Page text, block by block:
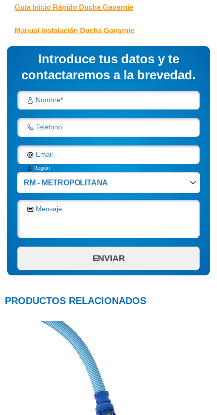
Guía Inicio Rápido Ducha Gavarnie
Manual Instalación Ducha Gavarnie
Introduce tus datos y te
contactaremos a la brevedad.
Nombre*
Teléfono
Email
Región
Mensaje
PRODUCTOS RELACIONADOS